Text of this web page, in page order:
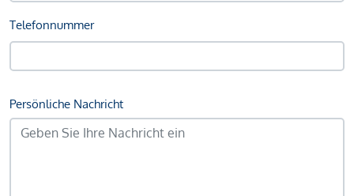
Telefonnummer
Persönliche Nachricht